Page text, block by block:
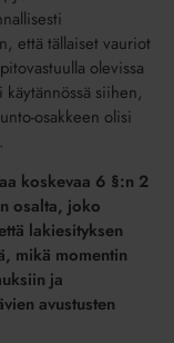
että tällaiset vauriot
olevissa
siihen,
osakkeen olisi
koskevaa 6 §:n 2
osalta, joko
lakiesityksen
mikä momentin
ja
avustusten